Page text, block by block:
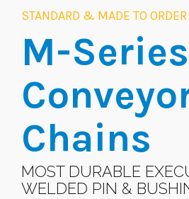
STANDARD & MADE TO ORDER
M-Series
Chains
MOST DURABLE
WELDED PIN &